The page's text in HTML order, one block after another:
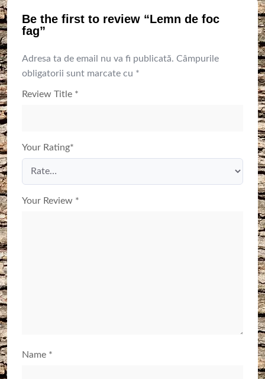
Be the first to review “Lemn de foc
fag”
Adresa ta de email nu va fi publicată. Câmpurile
obligatorii sunt marcate cu *
Review Title *
Your Rating*
Your Review *
Name *